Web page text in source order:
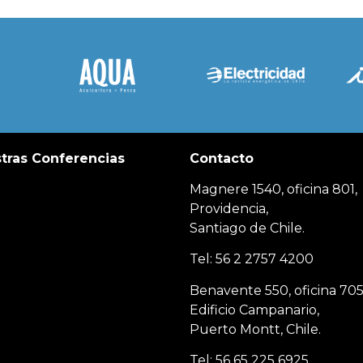
Conferencias Contacto
Magnere 1540, oficina 801,
Providencia,
Santiago de Chile.
Tel: 56 2 2757 4200
Benavente 550, oficina
Edificio Campanario,
Puerto Montt, Chile.